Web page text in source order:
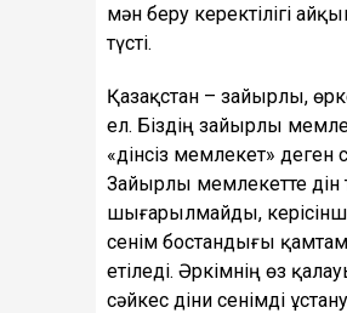
мән беру керектілігі
түсті.
Қазақстан – зайырлы,
ел. Біздің зайырлы
«дінсіз мемлекет» деген
Зайырлы мемлекетте дін
шығарылмайды,
сенім бостандығы
етіледі. Әркімнің өз
сәйкес діни сенімді